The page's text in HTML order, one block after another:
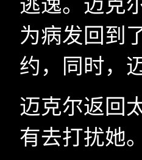
逃逸。迈克
为病发回到
约，同时，
迈克尔返回
有去打扰她。